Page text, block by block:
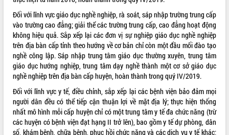
Đối với lĩnh vực giáo dục nghề nghiệp, rà soát, sáp nhập trường trung cấp
vào trường cao đẳng; giải thể các trường trung cấp, cao đẳng hoạt động
không hiệu quả. Sắp xếp lại các đơn vị sự nghiệp giáo dục nghề nghiệp
trên địa bàn cấp tỉnh theo hướng về cơ bản chỉ còn một đầu mối đào tạo
nghề công lập. Sáp nhập trung tâm giáo dục thường xuyên, trung tâm
giáo dục hướng nghiệp, trung tâm dạy nghề thành một cơ sở giáo dục
nghề nghiệp trên địa bàn cấp huyện, hoàn thành trong quý IV/2019.
Đối với lĩnh vực y tế, điều chỉnh, sắp xếp lại các bệnh viện bảo đảm mọi
người dân đều có thể tiếp cận thuận lợi về mặt địa lý; thực hiện thống
nhất mô hình mỗi cấp huyện chỉ có một trung tâm y tế đa chức năng (trừ
các huyện có bệnh viện đạt hạng II trở lên), bao gồm y tế dự phòng, dân
số, khám bệnh, chữa bệnh, phục hồi chức năng và các dịch vụ y tế khác;